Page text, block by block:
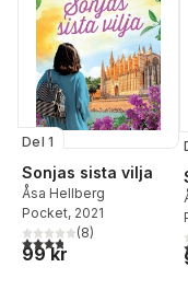
Del 1
Sonjas sista vilja
Åsa Hellberg
Pocket, 2021
3,8utav 5 stjärnor. Totalt
(8)
99 kr